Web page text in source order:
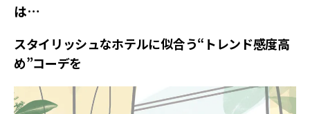
は…
スタイリッシュなホテルに似合う“トレンド感度高
め”コーデを